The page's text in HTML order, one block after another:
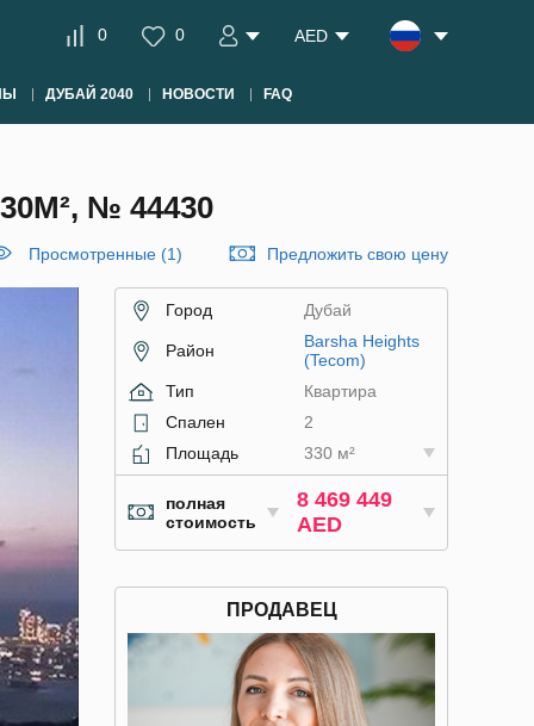
0 0 AED
ДУБАЙ 2040 НОВОСТИ FAQ
№ 44430
Просмотренные (1) Предложить свою цену
Город Дубай
Район
Barsha Heights
(Tecom)
Тип
Квартира
Спален
2
Площадь
330 м²
полная
стоимость
8 469 449
AED
ПРОДАВЕЦ